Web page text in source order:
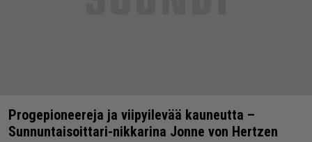
Progepioneereja ja viipyilevää kauneutta –
Sunnuntaisoittari-nikkarina Jonne von Hertzen